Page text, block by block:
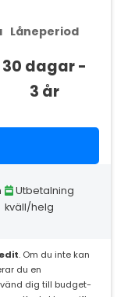
Låneperiod
30 dagar -
3 år
Utbetalning
kväll/helg
. Om du inte kan
du en
dig till budget-